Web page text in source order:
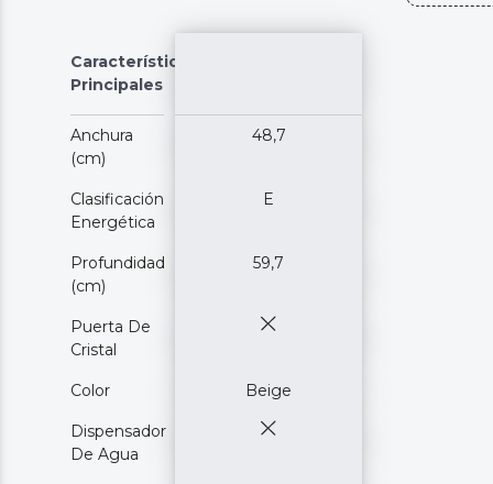
Características
Principales
Anchura
(cm)
48,7
Clasificación
Energética
E
Profundidad
(cm)
59,7
Puerta De
Cristal
Color Beige
Dispensador
De Agua